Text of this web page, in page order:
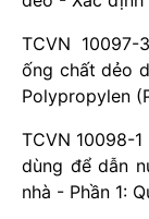
TCVN 10097-
ống chất dẻo
Polypropylen
TCVN 10098-
dùng để dẫn
nhà - Phần 1: